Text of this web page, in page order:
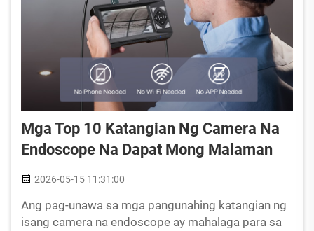
Mga Top 10 Katangian Ng Camera Na
Endoscope Na Dapat Mong Malaman
2026-05-15 11:31:00
Ang pag-unawa sa mga pangunahing katangian ng
isang camera na endoscope ay mahalaga para sa